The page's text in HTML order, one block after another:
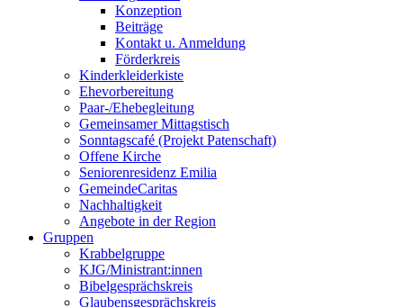
Konzeption
Beiträge
Kontakt u. Anmeldung
Förderkreis
Kinderkleiderkiste
Ehevorbereitung
Paar-/Ehebegleitung
Gemeinsamer Mittagstisch
Sonntagscafé (Projekt Patenschaft)
Offene Kirche
Seniorenresidenz Emilia
GemeindeCaritas
Nachhaltigkeit
Angebote in der Region
Gruppen
Krabbelgruppe
KJG/Ministrant:innen
Bibelgesprächskreis
Glaubensgesprächskreis